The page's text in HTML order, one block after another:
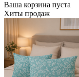
Ваша корзина пуста
Хиты продаж